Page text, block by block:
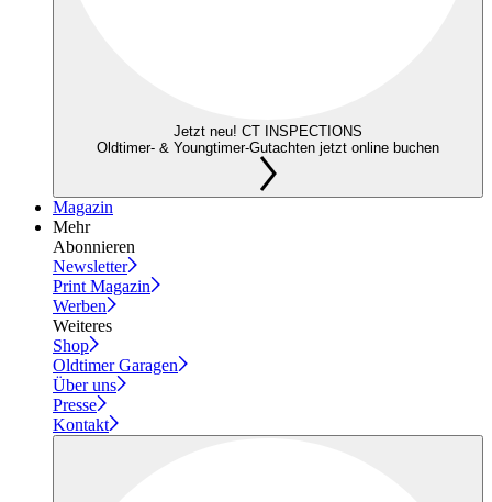
Jetzt neu! CT INSPECTIONS
Oldtimer- & Youngtimer-Gutachten jetzt online buchen
Magazin
Mehr
Abonnieren
Newsletter
Print Magazin
Werben
Weiteres
Shop
Oldtimer Garagen
Über uns
Presse
Kontakt